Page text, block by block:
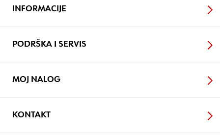
INFORMACIJE
PODRŠKA I SERVIS
MOJ NALOG
KONTAKT